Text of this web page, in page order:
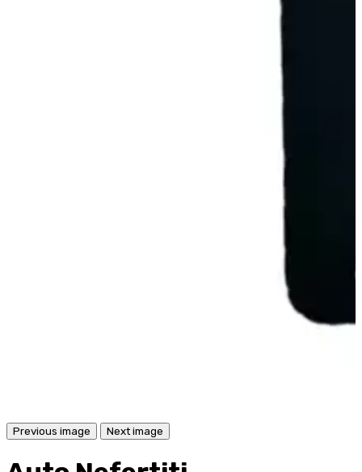
Previous image Next image